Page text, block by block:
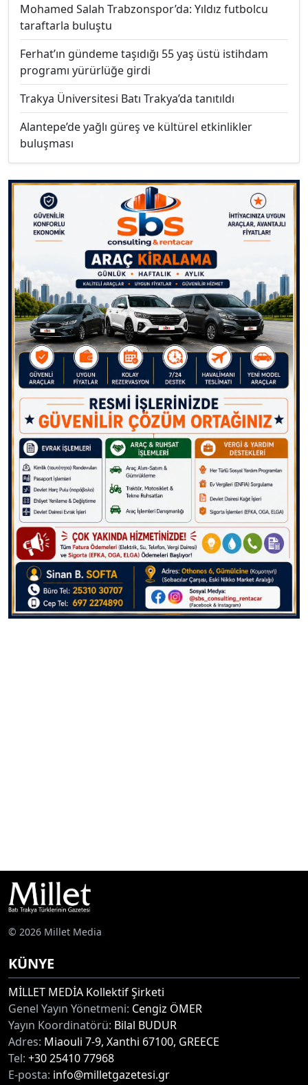
Mohamed Salah Trabzonspor’da: Yıldız futbolcu
taraftarla buluştu
Ferhat’ın gündeme taşıdığı 55 yaş üstü istihdam
programı yürürlüğe girdi
Trakya Üniversitesi Batı Trakya’da tanıtıldı
Alantepe’de yağlı güreş ve kültürel etkinlikler
buluşması
© 2026 Millet Media
KÜNYE
MİLLET MEDİA Kollektif Şirketi
Genel Yayın Yönetmeni: Cengiz ÖMER
Yayın Koordinatörü: Bilal BUDUR
Adres: Miaouli 7-9, Xanthi 67100, GREECE
Tel: +30 25410 77968
E-posta: info@milletgazetesi.gr